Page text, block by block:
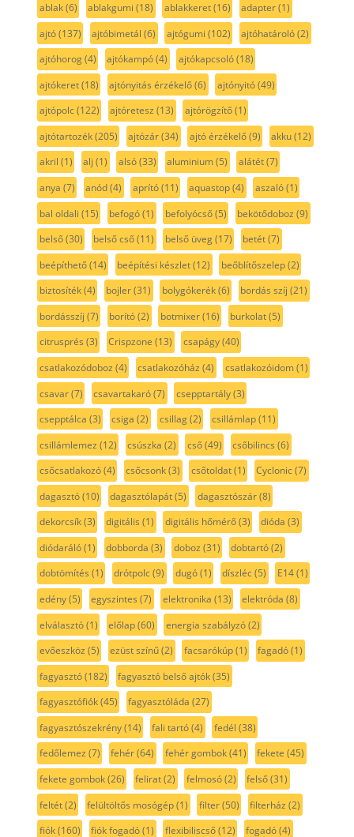
ablak(6) ablakgumi (18) ablakkeret(16) adapter(1)
ajtó(137) ajtóbimetál (6) ajtógumi (102) ajtóhatároló(2)
ajtóhorog(4) ajtókampó(4) ajtókapcsoló(18)
ajtókeret(18) ajtónyitás érzékelő(6) ajtónyitó(49)
ajtópolc(122) ajtóretesz (13) ajtórögzítő(1)
ajtótartozék(205) ajtózár(34) ajtó érzékelő(9) akku(12)
akril (1) alj (1) alsó(33) aluminium(5) alátét(7)
anya (7) anód(4) aprító(11) aquastop(4) aszaló(1)
bal oldali (15) befogó(1) befolyócső(5) bekötődoboz (9)
belső(30) belső cső(11) belső üveg(17) betét(7)
beépíthető(14) beépítési készlet(12) beőblítőszelep(2)
biztosíték(4) bojler(31) bolygókerék(6) bordás szíj (21)
bordásszíj (7) borító(2) botmixer(16) burkolat(5)
citrusprés (3) Crispzone (13) csapágy(40)
csatlakozódoboz (4) csatlakozóház (4) csatlakozóidom(1)
csavar(7) csavartakaró(7) csepptartály(3)
csepptálca (3) csiga (2) csillag(2) csillámlap(11)
csillámlemez (12) csúszka (2) cső(49) csőbilincs (6)
csőcsatlakozó(4) csőcsonk(3) csőtoldat(1) Cyclonic(7)
dagasztó(10) dagasztólapát(5) dagasztószár(8)
dekorcsík(3) digitális (1) digitális hőmérő(3) dióda (3)
diódaráló(1) dobborda (3) doboz (31) dobtartó(2)
dobtömítés (1) drótpolc(9) dugó(1) díszléc(5) E14(1)
edény(5) egyszintes (7) elektronika (13) elektróda (8)
elválasztó(1) előlap(60) energia szabályzó(2)
evőeszköz (5) ezüst színű(2) facsarókúp(1) fagadó(1)
fagyasztó(182) fagyasztó belső ajtók(35)
fagyasztófiók(45) fagyasztóláda (27)
fagyasztószekrény(14) fali tartó(4) fedél (38)
fedőlemez (7) fehér(64) fehér gombok(41) fekete (45)
fekete gombok(26) felirat(2) felmosó(2) felső(31)
feltét(2) felültöltős mosógép(1) filter(50) filterház (2)
fiók(160) fiók fogadó(1) flexibiliscső(12) fogadó(4)